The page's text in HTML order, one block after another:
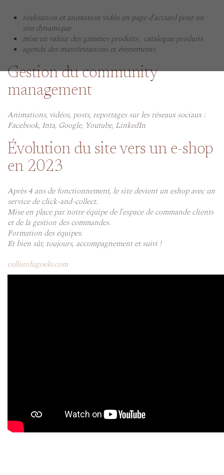
réalisation et animation vidéo en page d'accueil pour un
site dynamique
mise en valeur des gammes produits , catalogue produits
agenda des manifestations et évenements
Gestion du community
management
Animations, vidéos, posts, reportages sur les réseaux sociaux :
Facebook, Inta, Google, Youtube, LinkedIn
Évolution du site vers un e-shop
en 2023
Après 4 ans de fonctionnement, le site devient un eshop avec un
service de click-and-collect.
Mise en place par notre équipe de l'espace de commande clients
et de la gestion des commandes.
Formation des équipes.
Et bien sûr, toujours, accompagnement et suivi !
cellierdugoelo.com